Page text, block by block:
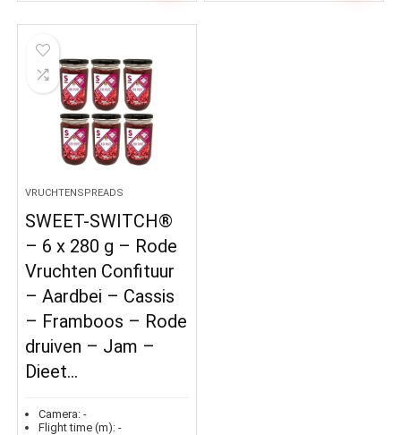
VRUCHTENSPREADS
SWEET-SWITCH®
– 6 x 280 g – Rode
Vruchten Confituur
– Aardbei – Cassis
– Framboos – Rode
druiven – Jam –
Dieet…
Camera: -
Flight time (m): -